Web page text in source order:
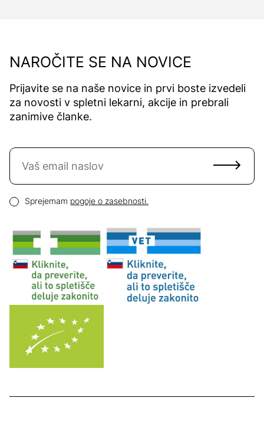
NAROČITE SE NA NOVICE
Prijavite se na naše novice in prvi boste izvedeli
za novosti v spletni lekarni, akcije in prebrali
zanimive članke.
Naročite se na novice
Pogoji zasebnosti
Sprejemam pogoje o zasebnosti.